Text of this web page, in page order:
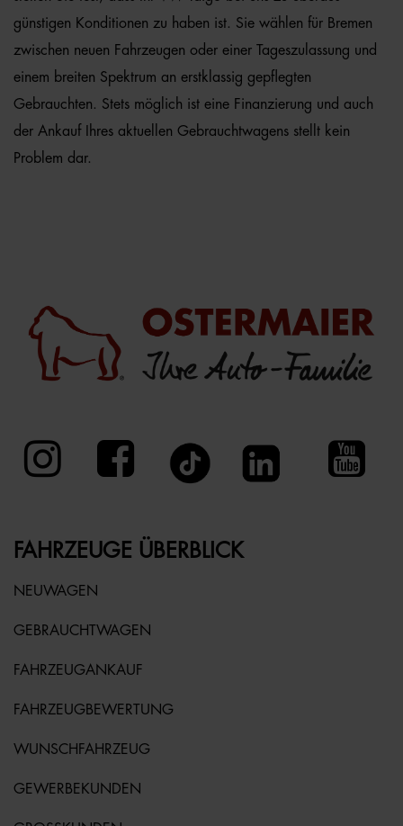
günstigen Konditionen zu haben ist. Sie wählen für Bremen
zwischen neuen Fahrzeugen oder einer Tageszulassung und
einem breiten Spektrum an erstklassig gepflegten
Gebrauchten. Stets möglich ist eine Finanzierung und auch
der Ankauf Ihres aktuellen Gebrauchtwagens stellt kein
Problem dar.
FAHRZEUGE ÜBERBLICK
NEUWAGEN
GEBRAUCHTWAGEN
FAHRZEUGANKAUF
FAHRZEUGBEWERTUNG
WUNSCHFAHRZEUG
GEWERBEKUNDEN